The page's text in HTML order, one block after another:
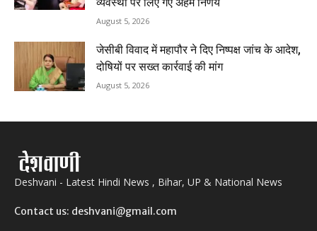
व्यवस्था पर लिए गए अहम निर्णय
August 5, 2026
जेसीबी विवाद में महापौर ने दिए निष्पक्ष जांच के आदेश,
दोषियों पर सख्त कार्रवाई की मांग
August 5, 2026
Deshvani - Latest Hindi News , Bihar, UP & National News
Contact us: deshvani@gmail.com